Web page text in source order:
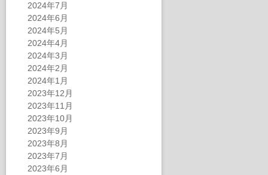
2024年7月
2024年6月
2024年5月
2024年4月
2024年3月
2024年2月
2024年1月
2023年12月
2023年11月
2023年10月
2023年9月
2023年8月
2023年7月
2023年6月